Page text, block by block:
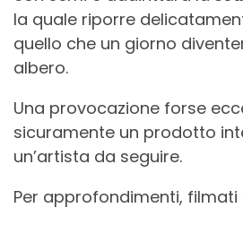
la quale riporre
quello che un giorno
albero.
Una provocazione forse
sicuramente un prodotto
un’artista da seguire.
Per approfondimenti, filmati